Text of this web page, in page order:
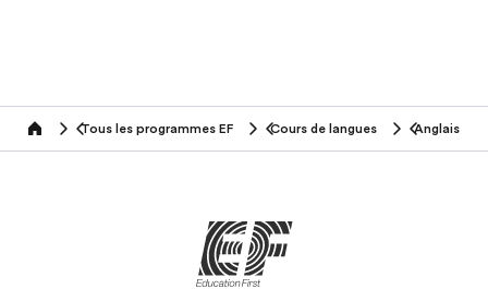
home Tous les programmes EF Cours de langues Anglais